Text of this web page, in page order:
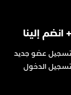
+ انضم إلينا
تسجيل عضو جديد
تسجيل الدخول